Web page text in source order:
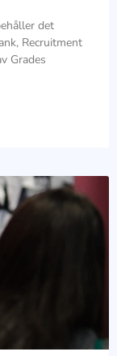
det
Recruitment
Grades